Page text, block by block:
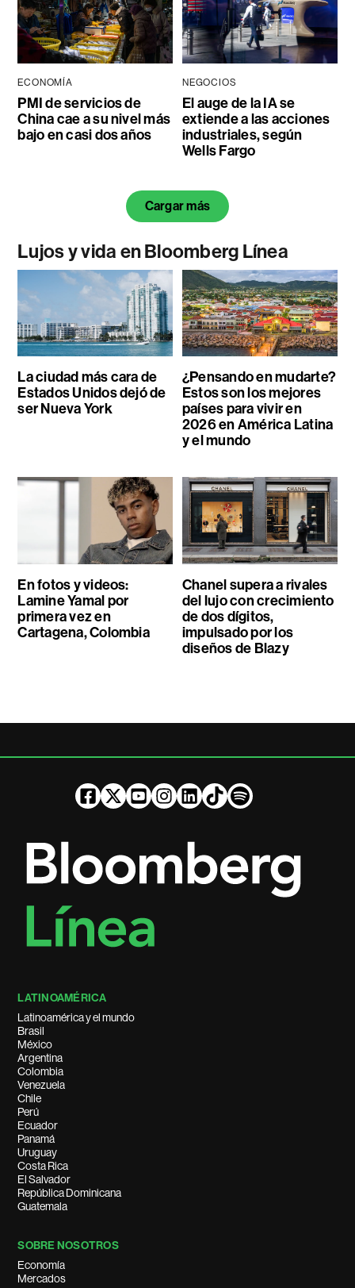
ECONOMÍA
PMI de servicios de
China cae a su nivel más
bajo en casi dos años
NEGOCIOS
El auge de la IA se
extiende a las acciones
industriales, según
Wells Fargo
Cargar más
Lujos y vida en Bloomberg Línea
La ciudad más cara de
Estados Unidos dejó de
ser Nueva York
¿Pensando en mudarte?
Estos son los mejores
países para vivir en
2026 en América Latina
y el mundo
En fotos y videos:
Lamine Yamal por
primera vez en
Cartagena, Colombia
Chanel supera a rivales
del lujo con crecimiento
de dos dígitos,
impulsado por los
diseños de Blazy
LATINOAMÉRICA
Latinoamérica y el mundo
Brasil
México
Argentina
Colombia
Venezuela
Chile
Perú
Ecuador
Panamá
Uruguay
Costa Rica
El Salvador
República Dominicana
Guatemala
SOBRE NOSOTROS
Economía
Mercados